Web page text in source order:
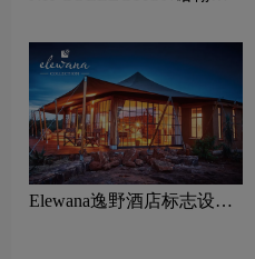
品牌设计理念
Elewana逸野酒店标志设计